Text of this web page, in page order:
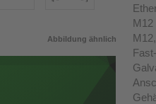
Abbildung ähnlich
M12